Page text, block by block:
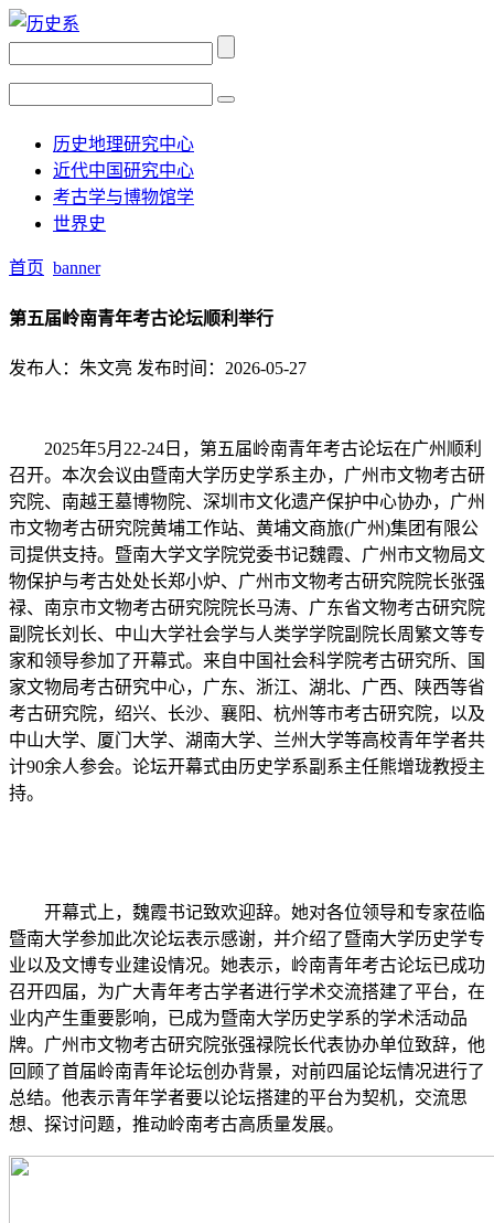
历史地理研究中心
近代中国研究中心
考古学与博物馆学
世界史
首页 banner
第五届岭南青年考古论坛顺利举行
发布人：朱文亮 发布时间：2026-05-27
2025年5月22-24日，第五届岭南青年考古论坛在广州顺利
召开。本次会议由暨南大学历史学系主办，广州市文物考古研
究院、南越王墓博物院、深圳市文化遗产保护中心协办，广州
市文物考古研究院黄埔工作站、黄埔文商旅(广州)集团有限公
司提供支持。暨南大学文学院党委书记魏霞、广州市文物局文
物保护与考古处处长郑小炉、广州市文物考古研究院院长张强
禄、南京市文物考古研究院院长马涛、广东省文物考古研究院
副院长刘长、中山大学社会学与人类学学院副院长周繁文等专
家和领导参加了开幕式。来自中国社会科学院考古研究所、国
家文物局考古研究中心，广东、浙江、湖北、广西、陕西等省
考古研究院，绍兴、长沙、襄阳、杭州等市考古研究院，以及
中山大学、厦门大学、湖南大学、兰州大学等高校青年学者共
计90余人参会。论坛开幕式由历史学系副系主任熊增珑教授主
持。
开幕式上，魏霞书记致欢迎辞。她对各位领导和专家莅临
暨南大学参加此次论坛表示感谢，并介绍了暨南大学历史学专
业以及文博专业建设情况。她表示，岭南青年考古论坛已成功
召开四届，为广大青年考古学者进行学术交流搭建了平台，在
业内产生重要影响，已成为暨南大学历史学系的学术活动品
牌。广州市文物考古研究院张强禄院长代表协办单位致辞，他
回顾了首届岭南青年论坛创办背景，对前四届论坛情况进行了
总结。他表示青年学者要以论坛搭建的平台为契机，交流思
想、探讨问题，推动岭南考古高质量发展。